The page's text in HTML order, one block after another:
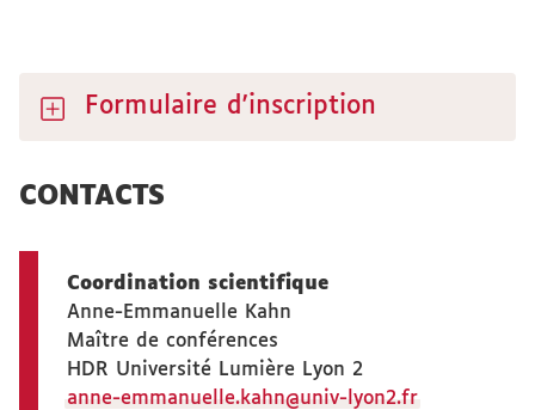
Formulaire d'inscription
CONTACTS
Coordination scientifique
Anne-Emmanuelle Kahn
Maître de conférences
HDR Université Lumière Lyon 2
anne-emmanuelle.kahn@univ-lyon2.fr